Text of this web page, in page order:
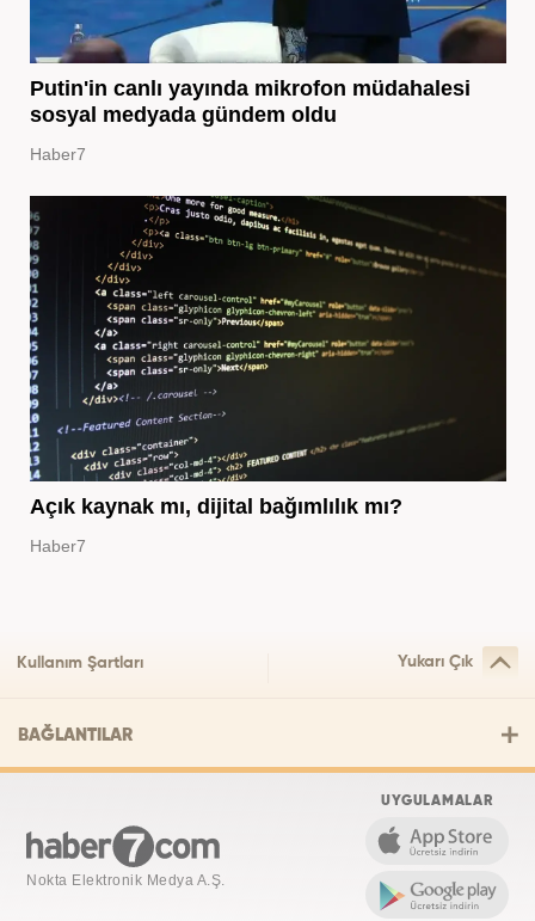
Putin'in canlı yayında mikrofon müdahalesi
sosyal medyada gündem oldu
Haber7
Açık kaynak mı, dijital bağımlılık mı?
Haber7
Kullanım Şartları Yukarı Çık
BAĞLANTILAR
Nokta Elektronik Medya A.Ş.
UYGULAMALAR